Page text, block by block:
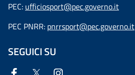
PEC: ufficiosport@pec.governo.it
PEC PNRR: pnrrsport@pec.governo.it
SEGUICI SU